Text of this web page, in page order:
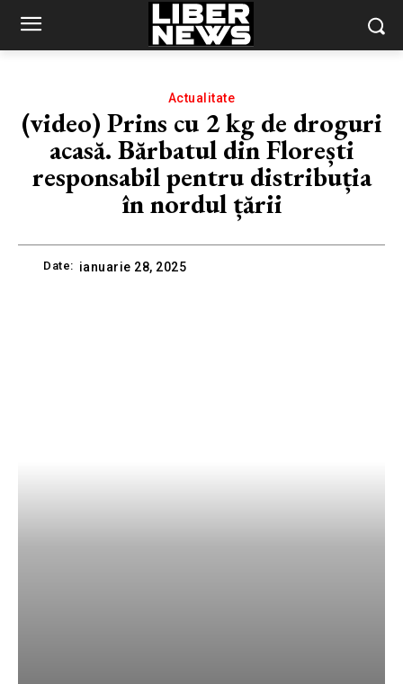
Actualitate
(video) Prins cu 2 kg de droguri
acasă. Bărbatul din Florești
responsabil pentru distribuția
în nordul țării
Date: ianuarie 28, 2025